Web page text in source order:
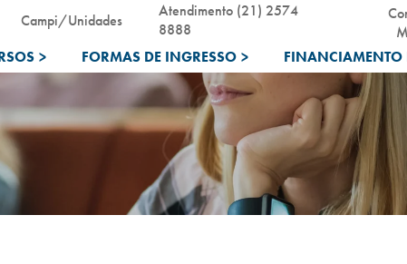
> FORMAS DE INGRESSO > FINANCIAMENTO
Campi/Unidades
Atendimento (21) 2574
8888